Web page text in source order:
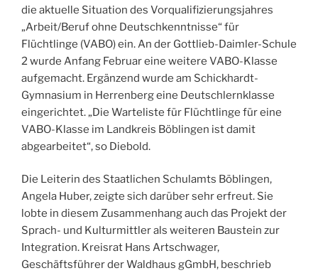
die aktuelle Situation des Vorqualifizierungsjahres
„Arbeit/Beruf ohne Deutschkenntnisse“ für
Flüchtlinge (VABO) ein. An der Gottlieb-Daimler-Schule
2 wurde Anfang Februar eine weitere VABO-Klasse
aufgemacht. Ergänzend wurde am Schickhardt-
Gymnasium in Herrenberg eine Deutschlernklasse
eingerichtet. „Die Warteliste für Flüchtlinge für eine
VABO-Klasse im Landkreis Böblingen ist damit
abgearbeitet“, so Diebold.
Die Leiterin des Staatlichen Schulamts Böblingen,
Angela Huber, zeigte sich darüber sehr erfreut. Sie
lobte in diesem Zusammenhang auch das Projekt der
Sprach- und Kulturmittler als weiteren Baustein zur
Integration. Kreisrat Hans Artschwager,
Geschäftsführer der Waldhaus gGmbH, beschrieb